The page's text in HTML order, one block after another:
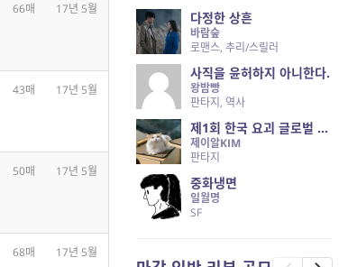
66매 17년 5월
43매 17년 5월
50매 17년 5월
68매 17년 5월
다정한 상흔
바람숲
로맨스, 추리/스릴러
사직을 윤허하지 아니한다.
왕밤빵
판타지, 역사
제1회 한국 요괴 글로벌 진출 공개 오디션 시즌 2 — 나는 요괴다
제이알KIM
판타지
중화냉면
일월명
SF